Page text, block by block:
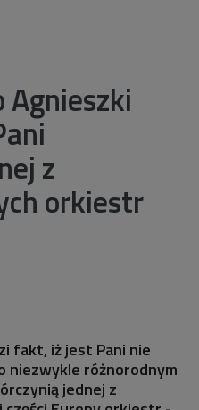
z
orkiestr
fakt, iż jest Pani nie
różnorodnym
jednej z